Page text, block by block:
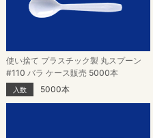
使い捨て プラスチック製 丸スプーン
#110 バラ ケース販売 5000本
入数 5000本